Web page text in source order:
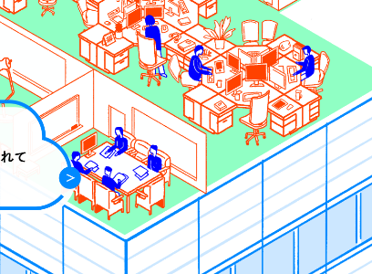
どのような人材を求めていますか？
当社は、与えられた課題だけをやる人よりも、なんでも
良いので、自分が成長するために試行錯誤を繰り返し、
積極的に取り組む人を魅力的だと見ます。
その点、当社はゲーム開発会社ですので、もし、その人